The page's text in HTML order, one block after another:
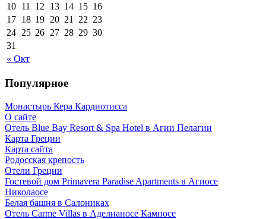
« Окт
10 11 12 13 14 15 16
17 18 19 20 21 22 23
24 25 26 27 28 29 30
31
Популярное
Монастырь Кера Кардиотисса
О сайте
Отель Blue Bay Resort & Spa Hotel в Агии Пелагии
Карта Греции
Карта сайта
Родосская крепость
Отели Греции
Гостевой дом Primavera Paradise Apartments в Агиосе
Николаосе
Белая башня в Салониках
Отель Carme Villas в Аделианосе Кампосе